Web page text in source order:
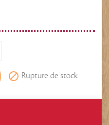
 Rupture de stock